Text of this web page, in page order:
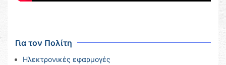
Για τον Πολίτη
Ηλεκτρονικές εφαρμογές